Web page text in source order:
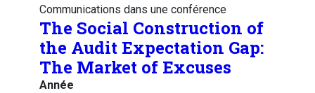
Communications dans une conférence
The Social Construction of
the Audit Expectation Gap:
The Market of Excuses
Année